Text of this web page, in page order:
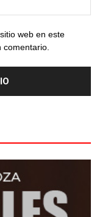
web en este